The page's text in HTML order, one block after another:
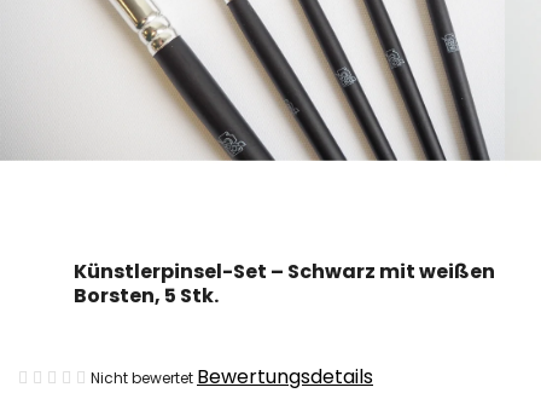
Künstlerpinsel-Set – Schwarz mit weißen
Borsten, 5 Stk.
Die
Nicht bewertet Bewertungsdetails